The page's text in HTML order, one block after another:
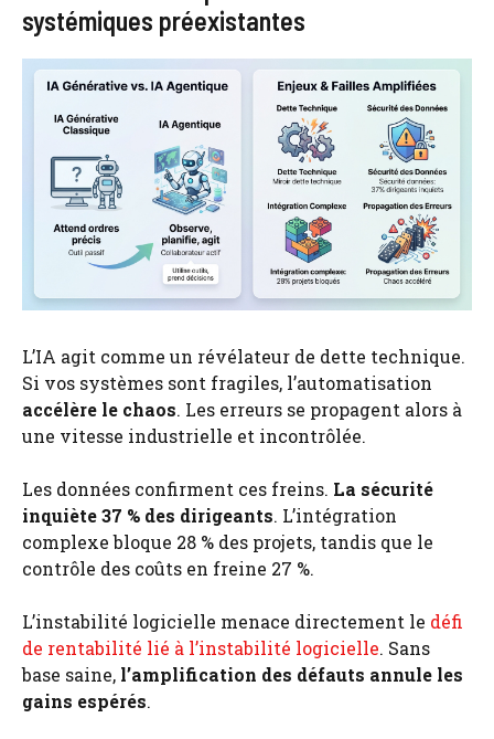
systémiques préexistantes
L’IA agit comme un révélateur de dette technique.
Si vos systèmes sont fragiles, l’automatisation
accélère le chaos. Les erreurs se propagent alors à
une vitesse industrielle et incontrôlée.
Les données confirment ces freins. La sécurité
inquiète 37 % des dirigeants. L’intégration
complexe bloque 28 % des projets, tandis que le
contrôle des coûts en freine 27 %.
L’instabilité logicielle menace directement le défi
de rentabilité lié à l’instabilité logicielle. Sans
base saine, l’amplification des défauts annule les
gains espérés.